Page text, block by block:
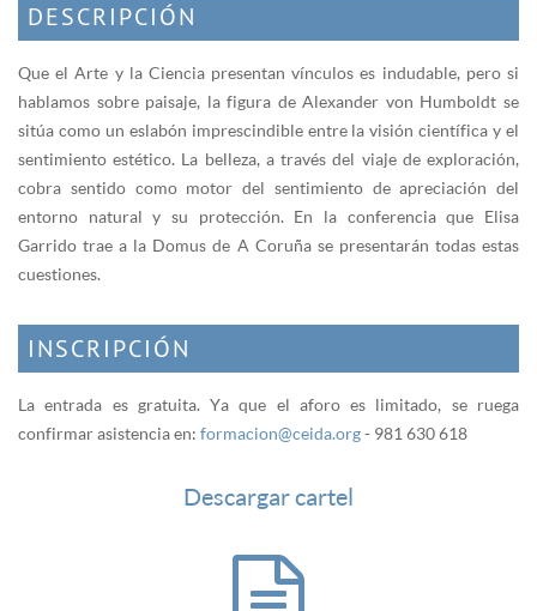
DESCRIPCIÓN
Que el Arte y la Ciencia presentan vínculos es indudable, pero si
hablamos sobre paisaje, la figura de Alexander von Humboldt se
sitúa como un eslabón imprescindible entre la visión científica y el
sentimiento estético. La belleza, a través del viaje de exploración,
cobra sentido como motor del sentimiento de apreciación del
entorno natural y su protección. En la conferencia que Elisa
Garrido trae a la Domus de A Coruña se presentarán todas estas
cuestiones.
INSCRIPCIÓN
La entrada es gratuita. Ya que el aforo es limitado, se ruega
confirmar asistencia en: formacion@ceida.org- 981 630 618
Descargar cartel